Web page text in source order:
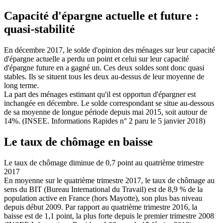
Capacité d'épargne actuelle et future :
quasi-stabilité
En décembre 2017, le solde d'opinion des ménages sur leur capacité
d'épargne actuelle a perdu un point et celui sur leur capacité
d'épargne future en a gagné un. Ces deux soldes sont donc quasi
stables. Ils se situent tous les deux au-dessus de leur moyenne de
long terme.
La part des ménages estimant qu'il est opportun d'épargner est
inchangée en décembre. Le solde correspondant se situe au-dessous
de sa moyenne de longue période depuis mai 2015, soit autour de
14%. (INSEE. Informations Rapides n° 2 paru le 5 janvier 2018)
Le taux de chômage en baisse
Le taux de chômage diminue de 0,7 point au quatrième trimestre
2017
En moyenne sur le quatrième trimestre 2017, le taux de chômage au
sens du BIT (Bureau International du Travail) est de 8,9 % de la
population active en France (hors Mayotte), son plus bas niveau
depuis début 2009. Par rapport au quatrième trimestre 2016, la
baisse est de 1,1 point, la plus forte depuis le premier trimestre 2008